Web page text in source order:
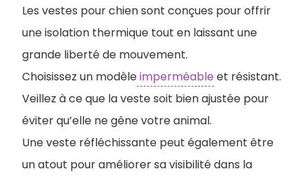
Les vestes pour chien sont conçues pour offrir
une isolation thermique tout en laissant une
grande liberté de mouvement.
Choisissez un modèleimperméable et résistant.
Veillez à ce que la veste soit bien ajustée pour
éviter qu’elle ne gêne votre animal.
Une veste réfléchissante peut également être
un atout pour améliorer sa visibilité dans la